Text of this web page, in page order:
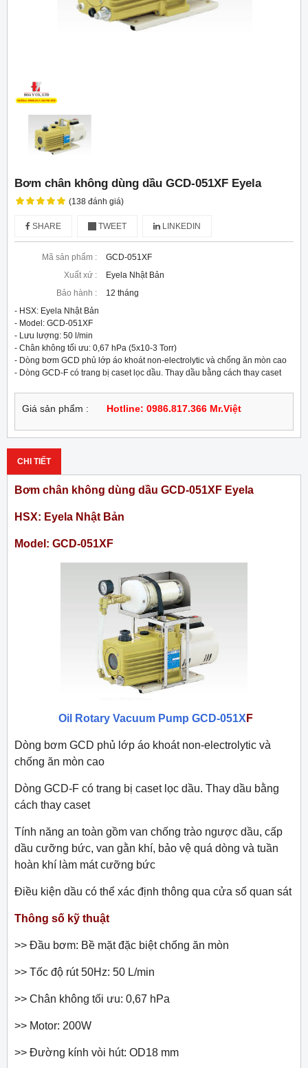
Bơm chân không dùng dầu GCD-051XF Eyela
(138 đánh giá)
SHARE TWEET LINKEDIN
Mã sản phẩm :
GCD-051XF
Xuất xứ :
Eyela Nhật Bản
Bảo hành :
12 tháng
- HSX: Eyela Nhật Bản
- Model: GCD-051XF
- Lưu lượng: 50 l/min
- Chân không tối ưu: 0,67 hPa (5x10-3 Torr)
- Dòng bơm GCD phủ lớp áo khoát non-electrolytic và chống ăn mòn cao
- Dòng GCD-F có trang bị caset lọc dầu. Thay dầu bằng cách thay caset
Giá sản phẩm : Hotline: 0986.817.366 Mr.Việt
CHI TIẾT
Bơm chân không dùng dầu GCD-051XF Eyela
HSX: Eyela Nhật Bản
Model: GCD-051XF
Oil Rotary Vacuum Pump GCD-051X F
Dòng bơm GCD phủ lớp áo khoát non-electrolytic và
chống ăn mòn cao
Dòng GCD-F có trang bị caset lọc dầu. Thay dầu bằng
cách thay caset
Tính năng an toàn gồm van chống trào ngược dầu, cấp
dầu cưỡng bức, van gằn khí, bảo vệ quá dòng và tuần
hoàn khí làm mát cưỡng bức
Điều kiện dầu có thể xác định thông qua cửa sổ quan sát
Thông số kỹ thuật
>> Đầu bơm: Bề mặt đặc biệt chống ăn mòn
>> Tốc độ rút 50Hz: 50 L/min
>> Chân không tối ưu: 0,67 hPa
>> Motor: 200W
>> Đường kính vòi hút: OD18 mm